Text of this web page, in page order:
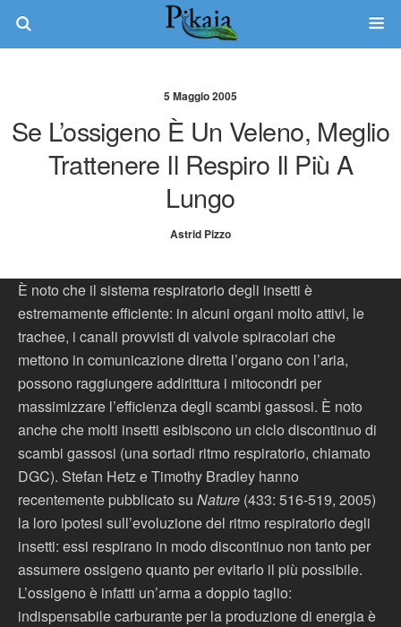
5 Maggio 2005
Se L’ossigeno È Un Veleno, Meglio
Trattenere Il Respiro Il Più A
Lungo
Astrid Pizzo
È noto che il sistema respiratorio degli insetti è
estremamente efficiente: in alcuni organi molto attivi, le
trachee, i canali provvisti di valvole spiracolari che
mettono in comunicazione diretta l’organo con l’aria,
possono raggiungere addirittura i mitocondri per
massimizzare l’efficienza degli scambi gassosi. È noto
anche che molti insetti esibiscono un ciclo discontinuo di
scambi gassosi (una sortadi ritmo respiratorio, chiamato
DGC). Stefan Hetz e Timothy Bradley hanno
recentemente pubblicato su Nature (433: 516-519, 2005)
la loro ipotesi sull’evoluzione del ritmo respiratorio degli
insetti: essi respirano in modo discontinuo non tanto per
assumere ossigeno quanto per evitarlo il più possibile.
L’ossigeno è infatti un’arma a doppio taglio:
indispensabile carburante per la produzione di energia è